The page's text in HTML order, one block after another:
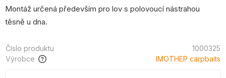
Montáž určená především pro lov s polovoucí nástrahou
těsně u dna.
Číslo produktu
1000325
Výrobce
IMOTHEP carpbaits